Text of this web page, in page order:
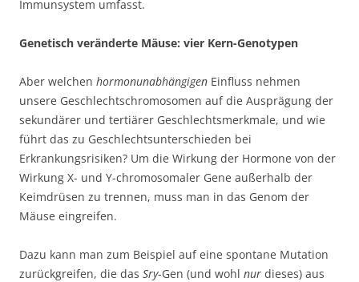
Immunsystem umfasst.
Genetisch veränderte Mäuse: vier Kern-Genotypen
Aber welchen hormonunabhängigen Einfluss nehmen
unsere Geschlechtschromosomen auf die Ausprägung der
sekundärer und tertiärer Geschlechtsmerkmale, und wie
führt das zu Geschlechtsunterschieden bei
Erkrankungsrisiken? Um die Wirkung der Hormone von der
Wirkung X- und Y-chromosomaler Gene außerhalb der
Keimdrüsen zu trennen, muss man in das Genom der
Mäuse eingreifen.
Dazu kann man zum Beispiel auf eine spontane Mutation
zurückgreifen, die das Sry-Gen (und wohl nur dieses) aus